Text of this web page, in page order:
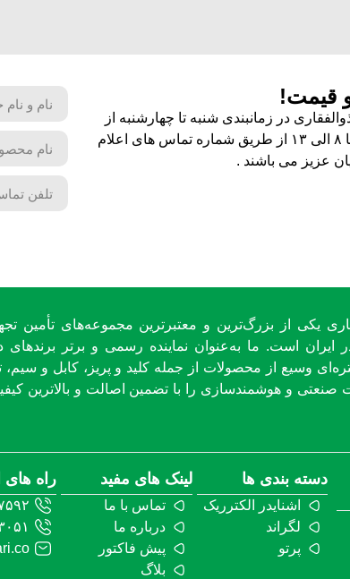
و قیمت!
در زمانبندی شنبه تا چهارشنبه از
شماره تماس های اعلام
عزیز می باشند .
یکی از بزرگ‌ترین و معتبرترین مجموعه‌های تأمین
ایران است. ما به‌عنوان نماینده رسمی و برتر برندهای
وسیع از محصولات از جمله کلید و پریز، کابل و سیم،
صنعتی و هوشمندسازی را با تضمین اصالت و بالاترین
دسته بندی ها
اشنایدر الکترریک
لگراند
پرتو
لینک های مفید
تماس با ما
درباره ما
پیش فاکتور
بلاگ
راه های